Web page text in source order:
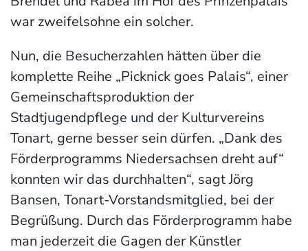
war zweifelsohne ein solcher.
Nun, die Besucherzahlen hätten über die
komplette Reihe „Picknick goes Palais“, einer
Gemeinschaftsproduktion der
Stadtjugendpflege und der Kulturvereins
Tonart, gerne besser sein dürfen. „Dank des
Förderprogramms Niedersachsen dreht auf“
konnten wir das durchhalten“, sagt Jörg
Bansen, Tonart-Vorstandsmitglied, bei der
Begrüßung. Durch das Förderprogramm habe
man jederzeit die Gagen der Künstler